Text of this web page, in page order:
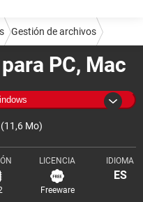
PC, Mac
(11,6 Mo)
LICENCIA
Freeware
IDIOMA
ES
Gestión de archivos